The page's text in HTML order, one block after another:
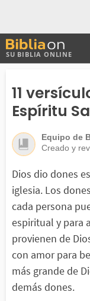
SU BIBLIA ONLINE
Buscar
en
11
Espíritu
Equipo de
Creado y
Dios dio dones
iglesia. Los
cada persona
espiritual y para
provienen de
con amor para
más grande de
demás dones.